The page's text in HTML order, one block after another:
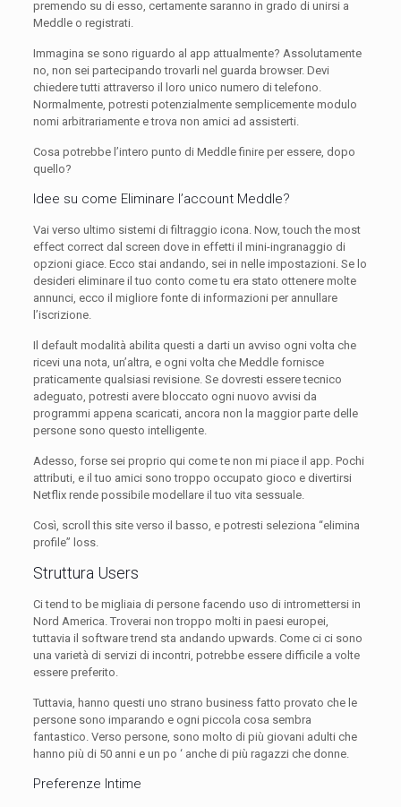
premendo su di esso, certamente saranno in grado di unirsi a
Meddle o registrati.
Immagina se sono riguardo al app attualmente? Assolutamente
no, non sei partecipando trovarli nel guarda browser. Devi
chiedere tutti attraverso il loro unico numero di telefono.
Normalmente, potresti potenzialmente semplicemente modulo
nomi arbitrariamente e trova non amici ad assisterti.
Cosa potrebbe l’intero punto di Meddle finire per essere, dopo
quello?
Idee su come Eliminare l’account Meddle?
Vai verso ultimo sistemi di filtraggio icona. Now, touch the most
effect correct dal screen dove in effetti il mini-ingranaggio di
opzioni giace. Ecco stai andando, sei in nelle impostazioni. Se lo
desideri eliminare il tuo conto come tu era stato ottenere molte
annunci, ecco il migliore fonte di informazioni per annullare
l’iscrizione.
Il default modalità abilita questi a darti un avviso ogni volta che
ricevi una nota, un’altra, e ogni volta che Meddle fornisce
praticamente qualsiasi revisione. Se dovresti essere tecnico
adeguato, potresti avere bloccato ogni nuovo avvisi da
programmi appena scaricati, ancora non la maggior parte delle
persone sono questo intelligente.
Adesso, forse sei proprio qui come te non mi piace il app. Pochi
attributi, e il tuo amici sono troppo occupato gioco e divertirsi
Netflix rende possibile modellare il tuo vita sessuale.
Così, scroll this site verso il basso, e potresti seleziona “elimina
profile” loss.
Struttura Users
Ci tend to be migliaia di persone facendo uso di intromettersi in
Nord America. Troverai non troppo molti in paesi europei,
tuttavia il software trend sta andando upwards. Come ci ci sono
una varietà di servizi di incontri, potrebbe essere difficile a volte
essere preferito.
Tuttavia, hanno questi uno strano business fatto provato che le
persone sono imparando e ogni piccola cosa sembra
fantastico. Verso persone, sono molto di più giovani adulti che
hanno più di 50 anni e un po ‘ anche di più ragazzi che donne.
Preferenze Intime